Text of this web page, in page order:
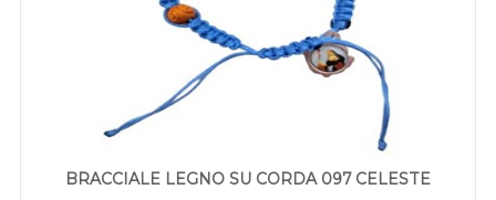
BRACCIALE LEGNO SU CORDA 097 CELESTE